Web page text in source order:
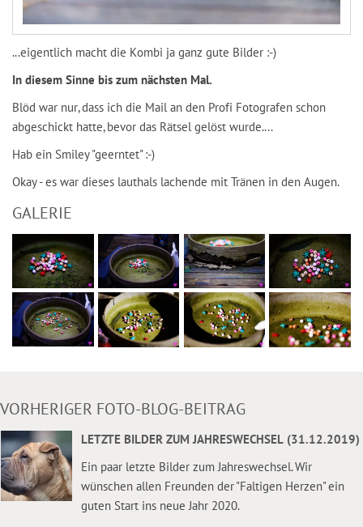
...eigentlich macht die Kombi ja ganz gute Bilder :-)
In diesem Sinne bis zum nächsten Mal.
Blöd war nur, dass ich die Mail an den Profi Fotografen schon
abgeschickt hatte, bevor das Rätsel gelöst wurde....
Hab ein Smiley "geerntet" :-)
Okay - es war dieses lauthals lachende mit Tränen in den Augen.
GALERIE
VORHERIGER FOTO-BLOG-BEITRAG
LETZTE BILDER ZUM JAHRESWECHSEL (31.12.2019)
Ein paar letzte Bilder zum Jahreswechsel. Wir
wünschen allen Freunden der "Faltigen Herzen" ein
guten Start ins neue Jahr 2020.